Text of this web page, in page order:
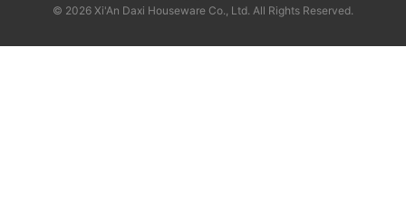
© 2026 Xi'An Daxi Houseware Co., Ltd. All Rights Reserved.